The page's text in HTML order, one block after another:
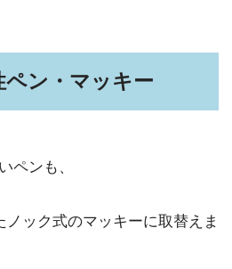
ペン・マッキー
ペンも、
ノック式のマッキーに取替えま